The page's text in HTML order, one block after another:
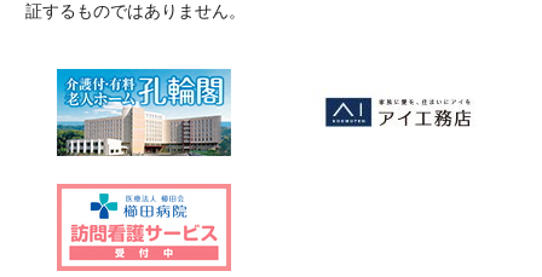
証するものではありません。